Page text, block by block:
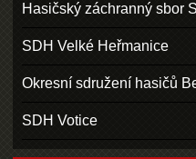
Hasičský záchranný sbor
SDH Velké Heřmanice
Okresní sdružení hasičů
SDH Votice